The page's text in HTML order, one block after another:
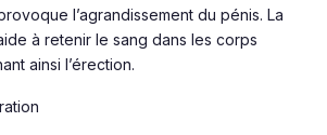
l’agrandissement du pénis. La
à retenir le sang dans les corps
ainsi l’érection.